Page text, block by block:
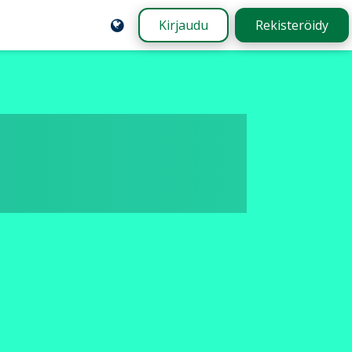
Kirjaudu Rekisteröidy